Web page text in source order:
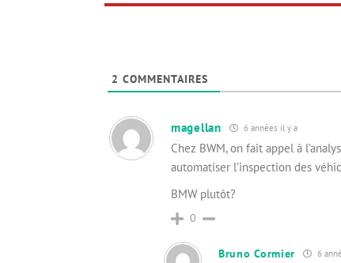
2 COMMENTAIRES
magellan 6 années il y a
Chez BWM, on fait appel à
automatiser l’inspection des
BMW plutôt?
0
Bruno Cormier 6